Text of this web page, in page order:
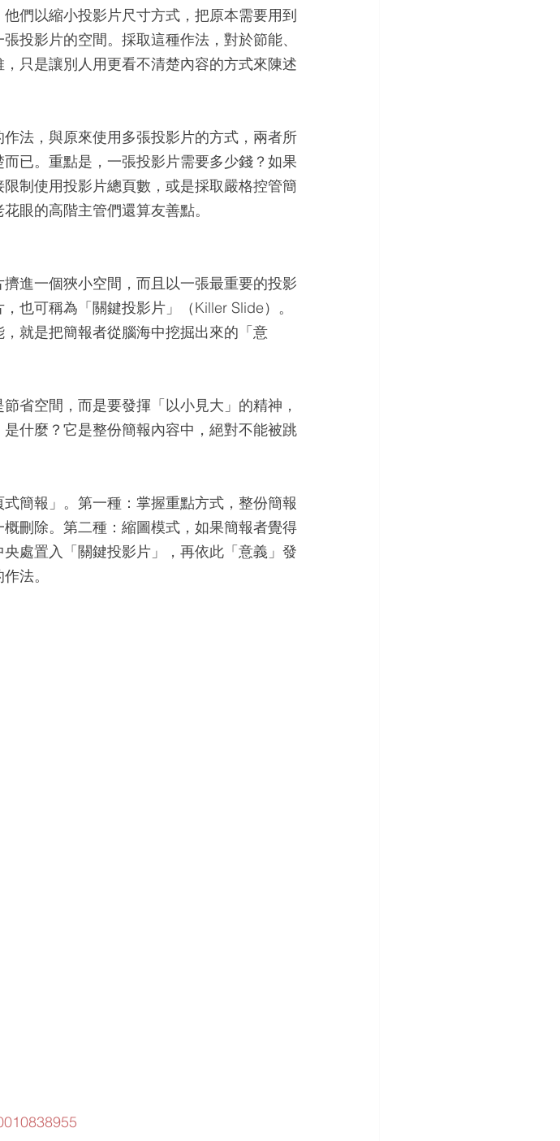
們以縮小投影片尺寸方式，把原本需要用到
投影片的空間。採取這種作法，對於節能、
只是讓別人用更看不清楚內容的方式來陳述
法，與原來使用多張投影片的方式，兩者所
已。重點是，一張投影片需要多少錢？如果
制使用投影片總頁數，或是採取嚴格控管簡
眼的高階主管們還算友善點。
進一個狹小空間，而且以一張最重要的投影
也可稱為「關鍵投影片」（Killer Slide）。
就是把簡報者從腦海中挖掘出來的「意
省空間，而是要發揮「以小見大」的精神，
什麼？它是整份簡報內容中，絕對不能被跳
簡報」。第一種：掌握重點方式，整份簡報
刪除。第二種：縮圖模式，如果簡報者覺得
處置入「關鍵投影片」，再依此「意義」發
法。